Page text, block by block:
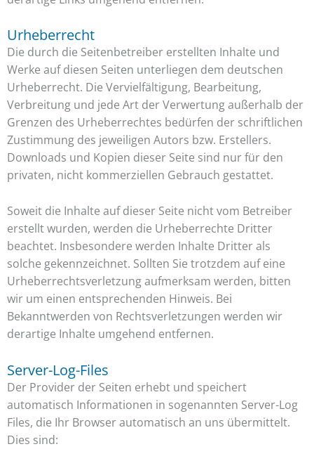
Urheberrecht
Die durch die Seitenbetreiber erstellten Inhalte und
Werke auf diesen Seiten unterliegen dem deutschen
Urheberrecht. Die Vervielfältigung, Bearbeitung,
Verbreitung und jede Art der Verwertung außerhalb der
Grenzen des Urheberrechtes bedürfen der schriftlichen
Zustimmung des jeweiligen Autors bzw. Erstellers.
Downloads und Kopien dieser Seite sind nur für den
privaten, nicht kommerziellen Gebrauch gestattet.
Soweit die Inhalte auf dieser Seite nicht vom Betreiber
erstellt wurden, werden die Urheberrechte Dritter
beachtet. Insbesondere werden Inhalte Dritter als
solche gekennzeichnet. Sollten Sie trotzdem auf eine
Urheberrechtsverletzung aufmerksam werden, bitten
wir um einen entsprechenden Hinweis. Bei
Bekanntwerden von Rechtsverletzungen werden wir
derartige Inhalte umgehend entfernen.
Server-Log-Files
Der Provider der Seiten erhebt und speichert
automatisch Informationen in sogenannten Server-Log
Files, die Ihr Browser automatisch an uns übermittelt.
Dies sind: